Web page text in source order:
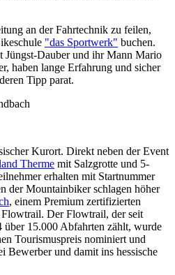
an der Fahrtechnik zu feilen,
"das Sportwerk" buchen.
Dauber und ihr Mann Mario
haben lange Erfahrung und sicher
Tipp parat.
Kurort. Direkt neben der Event
Therme mit Salzgrotte und 5-
erhalten mit Startnummer
der Mountainbiker schlagen höher
, einem Premium zertifizierten
Der Flowtrail, der seit
über 15.000 Abfahrten zählt, wurde
Tourismuspreis nominiert und
Bewerber und damit ins hessische